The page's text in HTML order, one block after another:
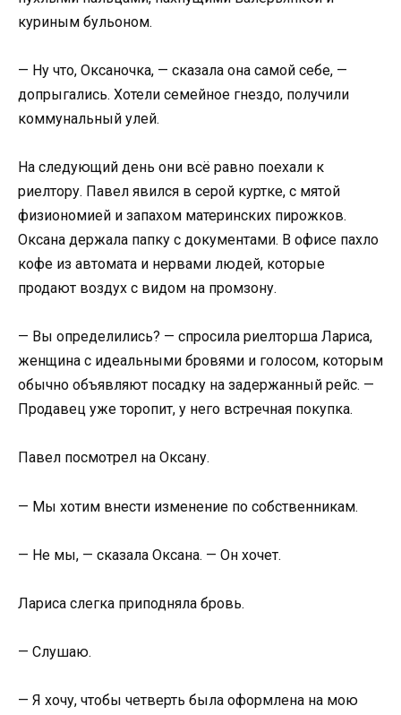
куриным бульоном.
— Ну что, Оксаночка, — сказала она самой себе, —
допрыгались. Хотели семейное гнездо, получили
коммунальный улей.
На следующий день они всё равно поехали к
риелтору. Павел явился в серой куртке, с мятой
физиономией и запахом материнских пирожков.
Оксана держала папку с документами. В офисе пахло
кофе из автомата и нервами людей, которые
продают воздух с видом на промзону.
— Вы определились? — спросила риелторша Лариса,
женщина с идеальными бровями и голосом, которым
обычно объявляют посадку на задержанный рейс. —
Продавец уже торопит, у него встречная покупка.
Павел посмотрел на Оксану.
— Мы хотим внести изменение по собственникам.
— Не мы, — сказала Оксана. — Он хочет.
Лариса слегка приподняла бровь.
— Слушаю.
— Я хочу, чтобы четверть была оформлена на мою